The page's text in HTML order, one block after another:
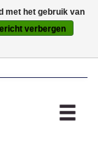
MIJN ACCOUNT
met het gebruik van
verbergen